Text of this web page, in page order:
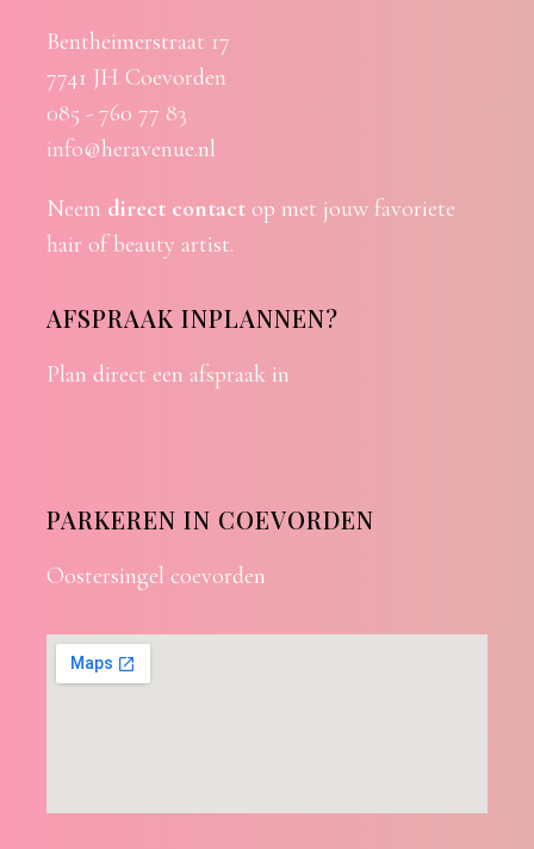
Bentheimerstraat 17
7741 JH Coevorden
085 - 760 77 83
info@heravenue.nl
Neem direct contactop met jouw favoriete
hair of beauty artist.
AFSPRAAK INPLANNEN?
Plan direct een afspraak in
PARKEREN IN COEVORDEN
Oostersingel coevorden